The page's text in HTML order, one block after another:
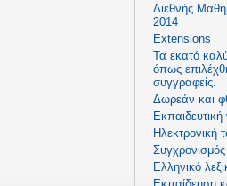
Διεθνής
2014
Extensions
Τα εκατό
όπως
συγγραφείς.
Δωρεάν και
Ηλεκτρονική
Ελληνικό